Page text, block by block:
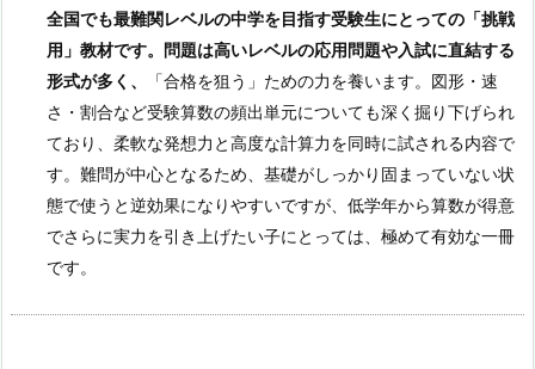
全国でも最難関レベルの中学を目指す受験生にとっての「挑戦
用」教材です。問題は高いレベルの応用問題や入試に直結する
形式が多く、
「合格を狙う」ための力を養います。図形・速
さ・割合など受験算数の頻出単元についても深く掘り下げられ
ており、柔軟な発想力と高度な計算力を同時に試される内容で
す。難問が中心となるため、基礎がしっかり固まっていない状
態で使うと逆効果になりやすいですが、低学年から算数が得意
でさらに実力を引き上げたい子にとっては、極めて有効な一冊
です。